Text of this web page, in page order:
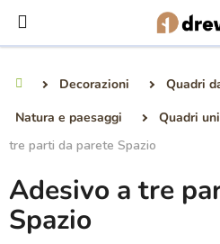
contenuto
Decorazioni
Quadri
Natura e paesaggi
Quadri
tre parti da parete Spazio
Adesivo a tre
Spazio